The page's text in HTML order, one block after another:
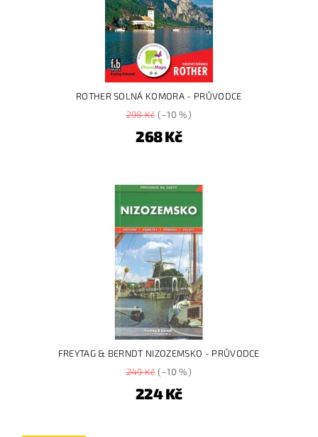
ROTHER SOLNÁ KOMORA - PRŮVODCE
298 Kč(–10 %)
268 Kč
FREYTAG & BERNDT NIZOZEMSKO - PRŮVODCE
249 Kč(–10 %)
224 Kč